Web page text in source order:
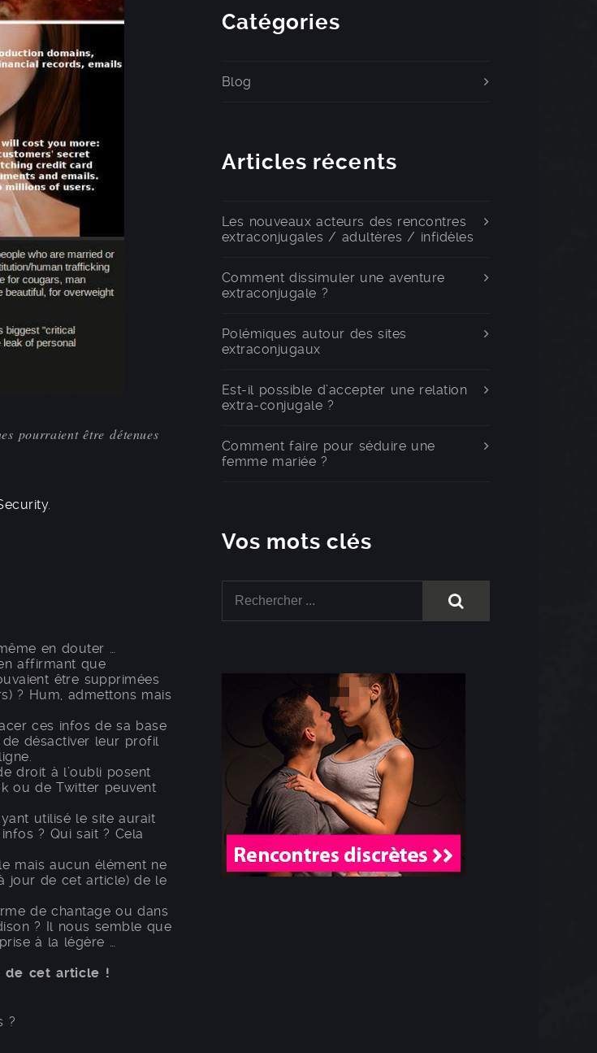
pourraient être détenues
.
en douter …
affirmant que
être supprimées
? Hum, admettons mais
ces infos de sa base
désactiver leur profil
droit à l’oubli posent
ou de Twitter peuvent
utilisé le site aurait
? Qui sait ? Cela
mais aucun élément ne
jour de cet article) de le
de chantage ou dans
? Il nous semble que
à la légère …
de cet article !
?
Catégories
Blog
Articles récents
Les nouveaux acteurs des rencontres
extraconjugales / adultères / infidèles
Comment dissimuler une aventure
extraconjugale ?
Polémiques autour des sites
extraconjugaux
Est-il possible d’accepter une relation
extra-conjugale ?
Comment faire pour séduire une
femme mariée ?
Vos mots clés